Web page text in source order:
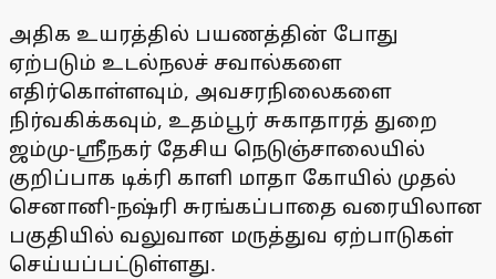
அதிக உயரத்தில் பயணத்தின் போது
ஏற்படும் உடல்நலச் சவால்களை
எதிர்கொள்ளவும், அவசரநிலைகளை
நிர்வகிக்கவும், உதம்பூர் சுகாதாரத் துறை
ஜம்மு-ஸ்ரீநகர் தேசிய நெடுஞ்சாலையில்
குறிப்பாக டிக்ரி காளி மாதா கோயில் முதல்
செனானி-நஷ்ரி சுரங்கப்பாதை வரையிலான
பகுதியில் வலுவான மருத்துவ ஏற்பாடுகள்
செய்யப்பட்டுள்ளது.